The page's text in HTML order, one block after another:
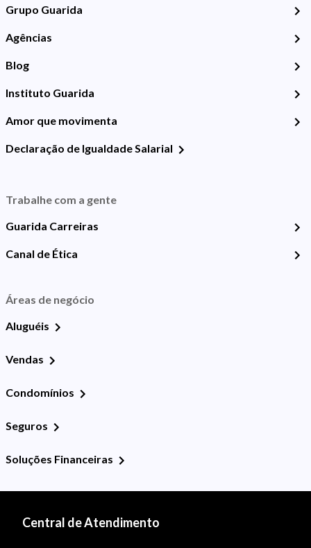
Grupo Guarida
Agências
Blog
Instituto Guarida
Amor que movimenta
Declaração de Igualdade Salarial
Trabalhe com a gente
Guarida Carreiras
Canal de Ética
Áreas de negócio
Aluguéis
Vendas
Condomínios
Seguros
Soluções Financeiras
Central de Atendimento